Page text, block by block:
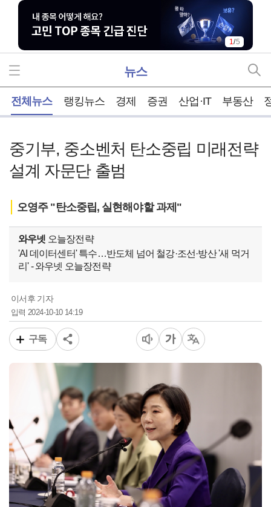
2/5
뉴스
전체뉴스 랭킹뉴스 경제 증권 산업·IT 부동산
중기부, 중소벤처 탄소중립 미래전략
설계 자문단 출범
오영주 "탄소중립, 실현해야할 과제"
와우넷 오늘장전략
'AI 데이터센터' 특수…반도체 넘어 철강·조선·방산 '새 먹거
리' - 와우넷 오늘장전략
이서후 기자
입력2024-10-10 14:19
구독